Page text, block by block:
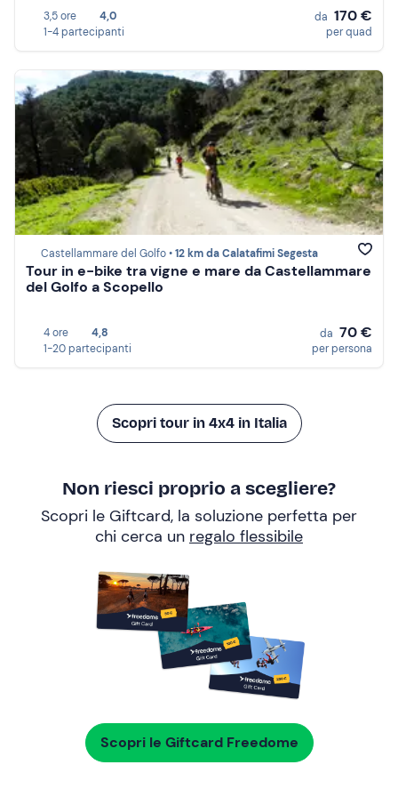
3,5 ore
4,0
1-4 partecipanti
da 170 €
per quad
Castellammare del Golfo •12 km da Calatafimi Segesta
Tour in e-bike tra vigne e mare da Castellammare
del Golfo a Scopello
4 ore
4,8
1-20 partecipanti
da 70 €
per persona
Scopri tour in 4x4 in Italia
Non riesci proprio a scegliere?
Scopri le Giftcard, la soluzione perfetta per
chi cerca un regalo flessibile
Scopri le Giftcard Freedome